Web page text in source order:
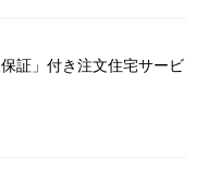
証」付き注文住宅サービ